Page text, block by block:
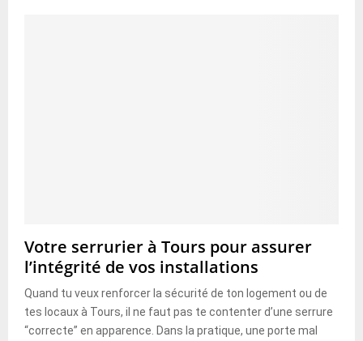
Votre serrurier à Tours pour assurer
l’intégrité de vos installations
Quand tu veux renforcer la sécurité de ton logement ou de
tes locaux à Tours, il ne faut pas te contenter d’une serrure
“correcte” en apparence. Dans la pratique, une porte mal